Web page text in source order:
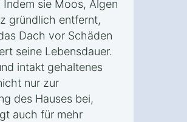
Indem sie Moos, Algen
gründlich entfernt,
Dach vor Schäden
seine Lebensdauer.
intakt gehaltenes
nur zur
des Hauses bei,
auch für mehr